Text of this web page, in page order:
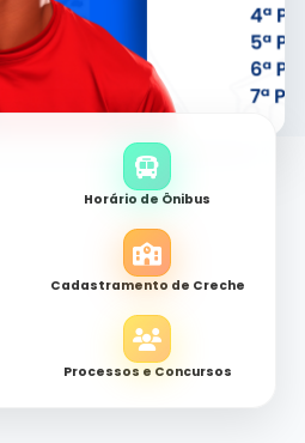
Horário de Ônibus
Cadastramento de Creche
Processos e Concursos
Secretarias